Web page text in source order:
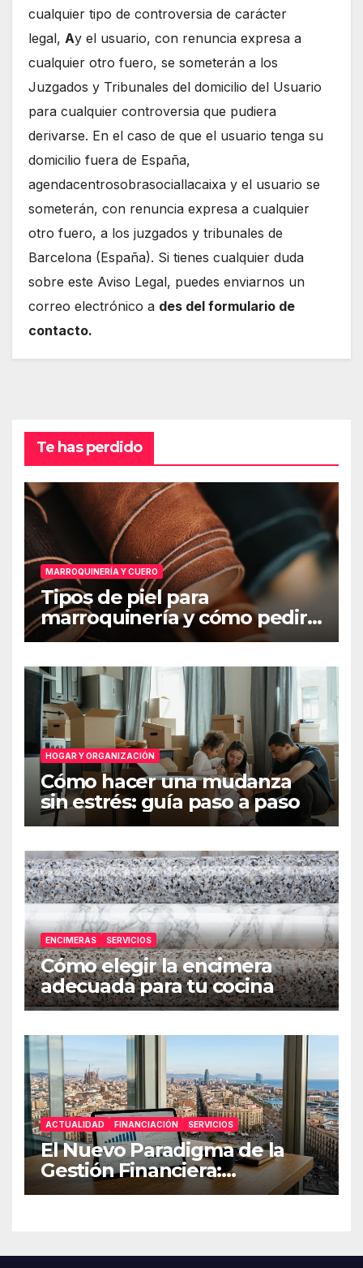
cualquier tipo de controversia de carácter
legal, Ay el usuario, con renuncia expresa a
cualquier otro fuero, se someterán a los
Juzgados y Tribunales del domicilio del Usuario
para cualquier controversia que pudiera
derivarse. En el caso de que el usuario tenga su
domicilio fuera de España,
agendacentrosobrasociallacaixa y el usuario se
someterán, con renuncia expresa a cualquier
otro fuero, a los juzgados y tribunales de
Barcelona (España). Si tienes cualquier duda
sobre este Aviso Legal, puedes enviarnos un
correo electrónico a des del formulario de
contacto.
Te has perdido
MARROQUINERÍA Y CUERO
Tipos de piel para
marroquinería y cómo pedir
muestras
HOGAR Y ORGANIZACIÓN
Cómo hacer una mudanza
sin estrés: guía paso a paso
ENCIMERAS SERVICIOS
Cómo elegir la encimera
adecuada para tu cocina
ACTUALIDAD FINANCIACIÓN SERVICIOS
El Nuevo Paradigma de la
Gestión Financiera:
Estrategias de Resiliencia